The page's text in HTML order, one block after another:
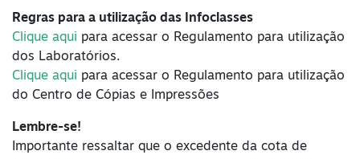
Regras para a utilização das Infoclasses
Clique aqui para acessar o Regulamento para utilização
dos Laboratórios.
Clique aqui para acessar o Regulamento para utilização
do Centro de Cópias e Impressões
Lembre-se!
Importante ressaltar que o excedente da cota de